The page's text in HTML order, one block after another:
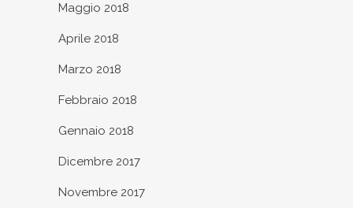
Maggio 2018
Aprile 2018
Marzo 2018
Febbraio 2018
Gennaio 2018
Dicembre 2017
Novembre 2017